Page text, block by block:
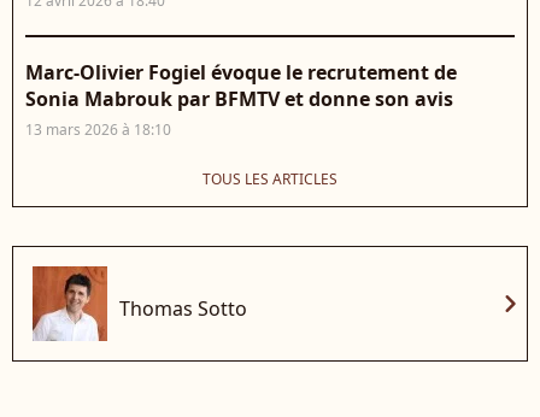
Marc-Olivier Fogiel évoque le recrutement de
Sonia Mabrouk par BFMTV et donne son avis
13 mars 2026 à 18:10
TOUS LES ARTICLES
Thomas Sotto chevron_right